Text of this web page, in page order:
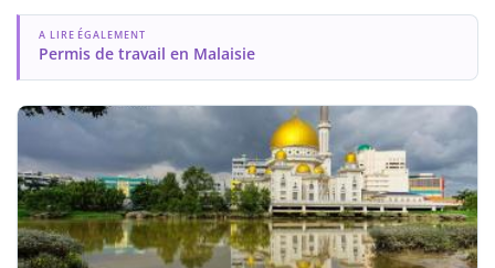
A LIRE ÉGALEMENT
Permis de travail en Malaisie